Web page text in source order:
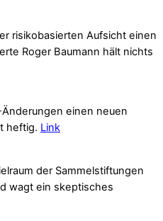
risikobasierten Aufsicht einen
Roger Baumann hält nichts
einen neuen
heftig. Link
der Sammelstiftungen
wagt ein skeptisches